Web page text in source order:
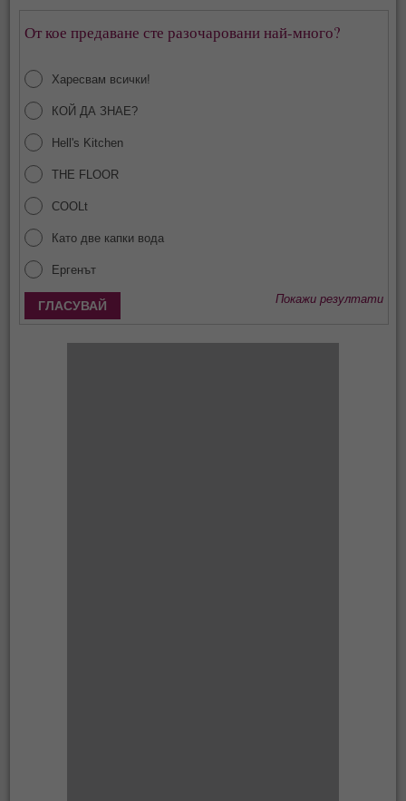
От кое предаване сте разочаровани най-много?
Харесвам всички!
КОЙ ДА ЗНАЕ?
Hell's Kitchen
THE FLOOR
COOLt
Като две капки вода
Ергенът
Покажи резултати